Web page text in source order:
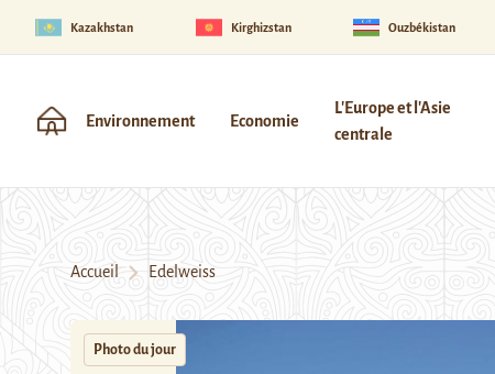
Kazakhstan Kirghizstan Ouzbékistan
Environnement Economie
L'Europe et l'Asie
centrale
Accueil Edelweiss
Photo du jour